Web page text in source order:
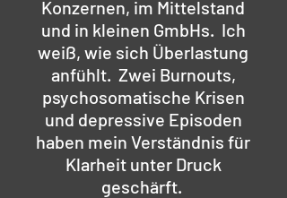
Konzernen, im Mittelstand
und in kleinen GmbHs. Ich
weiß, wie sich Überlastung
anfühlt. Zwei Burnouts,
psychosomatische Krisen
und depressive Episoden
haben mein Verständnis für
Klarheit unter Druck
geschärft.